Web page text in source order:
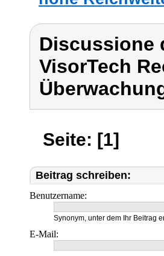
Discussione
VisorTech
Seite: [1]
Beitrag schreiben:
Benutzername:
Synonym, unter dem Ihr Beitrag
E-Mail: